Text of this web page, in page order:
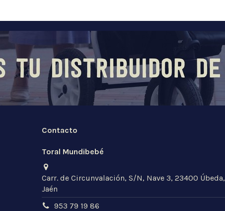
Contacto
Toral Mundibebé
Carr. de Circunvalación, S/N, Nave 3, 23400 Úbeda,
Jaén
953 79 19 86